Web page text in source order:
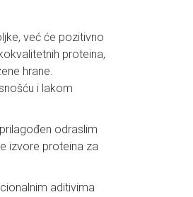
već će pozitivno
proteina,
hrane.
i lakom
odraslim
izvore proteina za
aditivima